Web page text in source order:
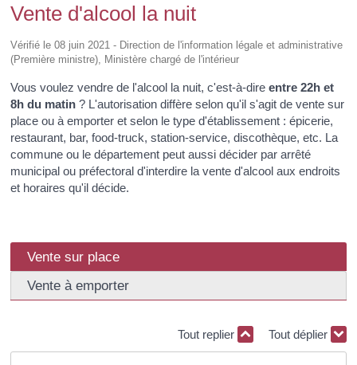
Vente d'alcool la nuit
Vérifié le 08 juin 2021 - Direction de l'information légale et administrative
(Première ministre), Ministère chargé de l'intérieur
Vous voulez vendre de l'alcool la nuit, c'est-à-direentre 22h et
8h du matin ? L'autorisation diffère selon qu'il s'agit de vente sur
place ou à emporter et selon le type d'établissement : épicerie,
restaurant, bar,food-truck, station-service, discothèque, etc. La
commune ou le département peut aussi décider par arrêté
municipal ou préfectoral d'interdire la vente d'alcool aux endroits
et horaires qu'il décide.
Vente sur place
Vente à emporter
Tout replier Tout déplier